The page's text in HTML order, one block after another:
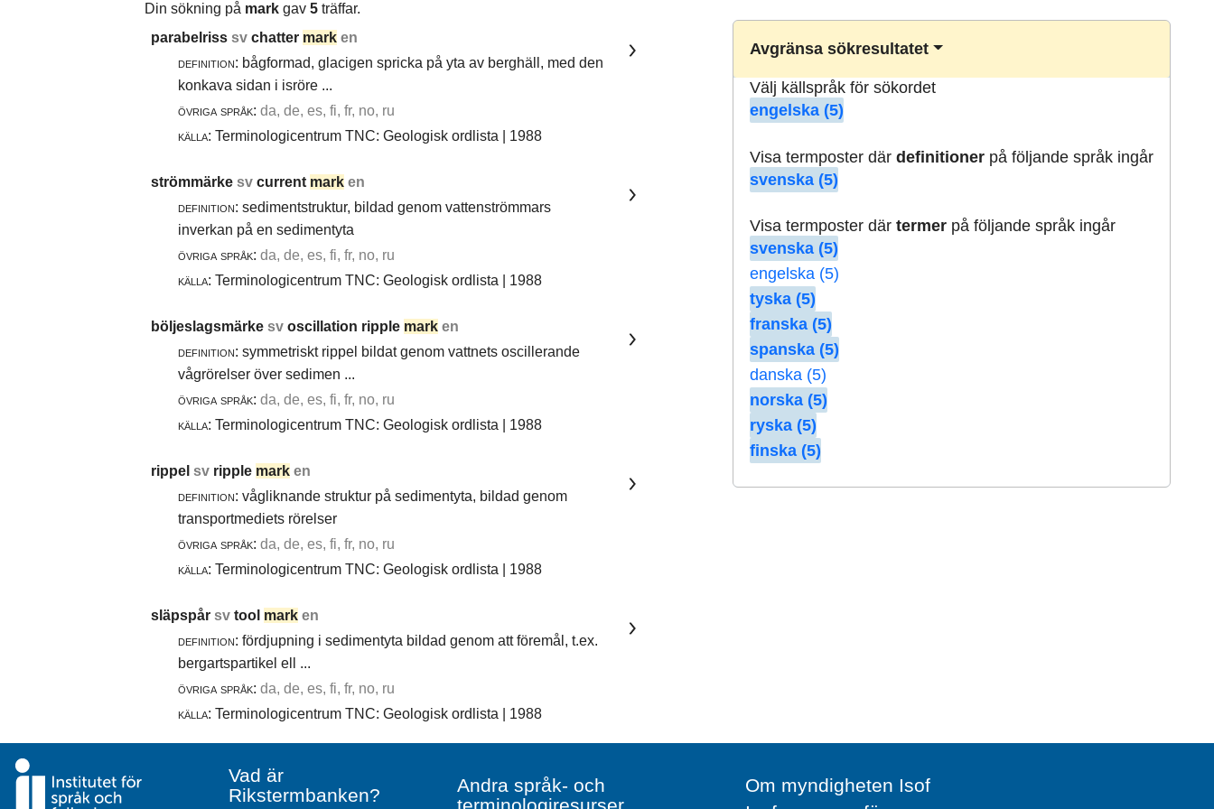
Din sökning på mark gav 5 träffar.
Avgränsa sökresultatet
Välj källspråk för sökordet
engelska (5)
Visa termposter därdefinitioner på följande språk ingår
svenska (5)
Visa termposter därtermer på följande språk ingår
svenska (5)
engelska (5)
tyska (5)
franska (5)
spanska (5)
danska (5)
norska (5)
ryska (5)
finska (5)
parabelriss sv chatter mark en
definition: bågformad, glacigen spricka på yta av berghäll, med den
konkava sidan i isröre ...
övriga språk: da, de, es, fi, fr, no, ru
källa: Terminologicentrum TNC: Geologisk ordlista | 1988
strömmärke sv current mark en
definition: sedimentstruktur, bildad genom vattenströmmars
inverkan på en sedimentyta
övriga språk: da, de, es, fi, fr, no, ru
källa: Terminologicentrum TNC: Geologisk ordlista | 1988
böljeslagsmärke sv oscillation ripple mark en
definition: symmetriskt rippel bildat genom vattnets oscillerande
vågrörelser över sedimen ...
övriga språk: da, de, es, fi, fr, no, ru
källa: Terminologicentrum TNC: Geologisk ordlista | 1988
rippel sv ripple mark en
definition: vågliknande struktur på sedimentyta, bildad genom
transportmediets rörelser
övriga språk: da, de, es, fi, fr, no, ru
källa: Terminologicentrum TNC: Geologisk ordlista | 1988
släpspår sv tool mark en
definition: fördjupning i sedimentyta bildad genom att föremål, t.ex.
bergartspartikel ell ...
övriga språk: da, de, es, fi, fr, no, ru
källa: Terminologicentrum TNC: Geologisk ordlista | 1988
Vad är
Rikstermbanken?
Andra språk- och
Om myndigheten Isof